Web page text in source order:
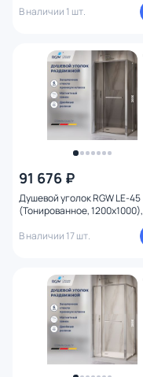
В наличии 1 шт.
91 676 ₽
Душевой уголок RGW LE-45
(Тонированное, 1200x1000),
В наличии 17 шт.